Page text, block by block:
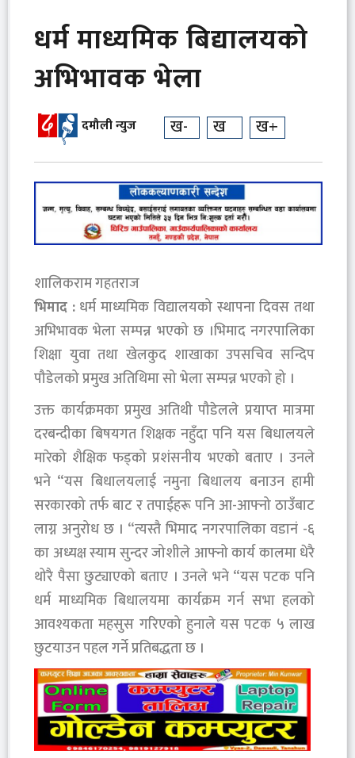
धर्म माध्यमिक बिद्यालयको
अभिभावक भेला
दमौली न्युज ख- ख ख+
शालिकराम गहतराज
भिमाद : धर्म माध्यमिक विद्यालयको स्थापना दिवस तथा
अभिभावक भेला सम्पन्न भएको छ ।भिमाद नगरपालिका
शिक्षा युवा तथा खेलकुद शाखाका उपसचिव सन्दिप
पौडेलको प्रमुख अतिथिमा सो भेला सम्पन्न भएको हो ।
उक्त कार्यक्रमका प्रमुख अतिथी पौडेलले प्रयाप्त मात्रमा
दरबन्दीका बिषयगत शिक्षक नहुँदा पनि यस बिधालयले
मारेको शैक्षिक फड्को प्रशंसनीय भएको बताए । उनले
भने “यस बिधालयलाई नमुना बिधालय बनाउन हामी
सरकारको तर्फ बाट र तपाईहरू पनि आ-आफ्नो ठाउँबाट
लाग्न अनुरोध छ । “त्यस्तै भिमाद नगरपालिका वडानं -६
का अध्यक्ष स्याम सुन्दर जोशीले आफ्नो कार्य कालमा धेरै
थोरै पैसा छुट्याएको बताए । उनले भने “यस पटक पनि
धर्म माध्यमिक बिधालयमा कार्यक्रम गर्न सभा हलको
आवश्यकता महसुस गरिएको हुनाले यस पटक ५ लाख
छुटयाउन पहल गर्ने प्रतिबद्धता छ ।